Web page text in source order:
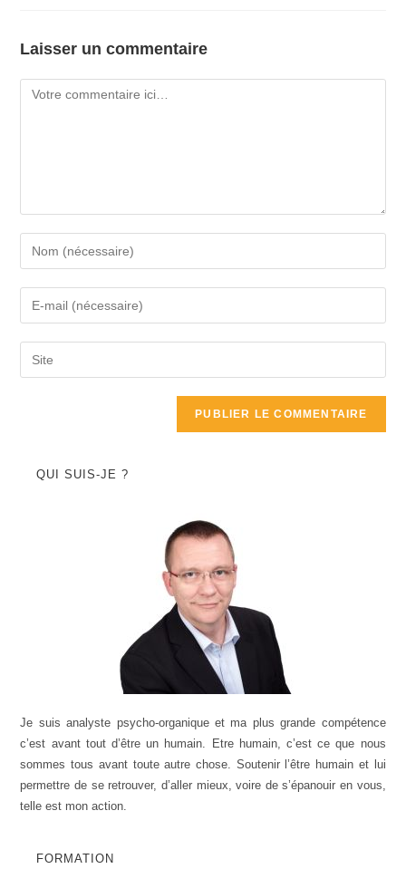
Laisser un commentaire
QUI SUIS-JE ?
Je suis analyste psycho-organique et ma plus grande compétence
c’est avant tout d’être un humain. Etre humain, c’est ce que nous
sommes tous avant toute autre chose. Soutenir l’être humain et lui
permettre de se retrouver, d’aller mieux, voire de s’épanouir en vous,
telle est mon action.
FORMATION